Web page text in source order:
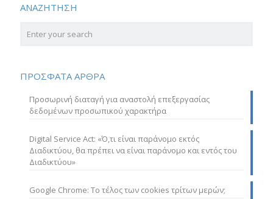
ΑΝΑΖΗΤΗΣΗ
ΠΡΟΣΦΑΤΑ ΑΡΘΡΑ
Προσωρινή διαταγή για αναστολή επεξεργασίας
δεδομένων προσωπικού χαρακτήρα
Digital Service Act: «Ό,τι είναι παράνομο εκτός
Διαδικτύου, θα πρέπει να είναι παράνομο και εντός του
Διαδικτύου»
Google Chrome: Το τέλος των cookies τρίτων μερών;